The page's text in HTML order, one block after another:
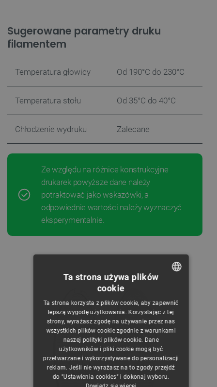
Sugerowane parametry druku
filamentem
Temperatura głowicy Od 190°C do 230°C
Temperatura stołu Od 35°C do 40°C
Chłodzenie wydruku Zalecane
Ze względu na różnice konstrukcyjne
drukarek powyższe dane należy
potraktować jako wskazówki, a
odpowiednie wartości należy wyznaczyć
eksperymentalnie.
CZECH
ENGLISH
GERMAN
Ta strona używa plików
cookie
Ta strona korzysta z plików cookie, aby zapewnić
lepszą wygodę użytkowania. Korzystając z tej
strony, wyrażasz zgodę na używanie przez nas
wszystkich plików cookie zgodnie z warunkami
naszej polityki plików cookie. Dane
użytkowników i pliki cookie mogą być
przetwarzane i wykorzystywane do personalizacji
reklam. Jeśli nie wyrażasz na to zgody przejdź
do "Ustawienia cookies" i dokonaj wyboru.